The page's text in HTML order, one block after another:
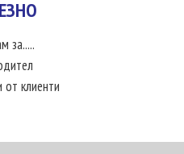
за.....
от клиенти